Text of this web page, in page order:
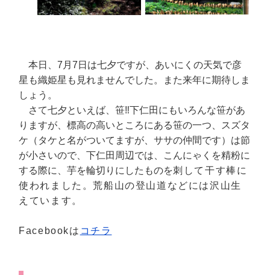
本日、7月7日は七夕ですが、あいにくの天気で彦
星も織姫星も見れませんでした。また来年に期待しま
しょう。
さて七夕といえば、笹‼下仁田にもいろんな笹があ
りますが、標高の高いところにある笹の一つ、スズタ
ケ（タケと名がついてますが、ササの仲間です）は節
が小さいので、下仁田周辺では、こんにゃくを精粉に
する際に、芋を輪切りにしたものを刺して 干す棒に
使われました。荒船山の登山道などには沢山生
えています。
Facebookは コチラ